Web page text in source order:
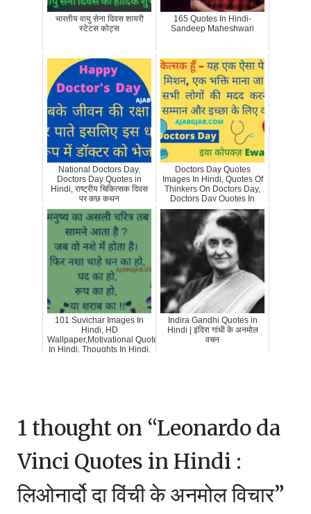
भारतीय वायु सेना दिवस शायरी
स्टेटस कोट्स
165 Quotes In Hindi-
Sandeep Maheshwari
National Doctors Day,
Doctors Day Quotes in
Hindi, राष्ट्रीय चिकित्सक दिवस
पर कुछ कथन
Doctors Day Quotes
Images In Hindi, Quotes Of
Thinkers On Doctors Day,
Doctors Day Quotes In
Hindi
101 Suvichar Images In
Hindi, HD
Wallpaper,Motivational Quotes
In Hindi, Thoughts In Hindi,
Indira Gandhi Quotes in
Hindi | इंदिरा गांधी के अनमोल
वचन
1 thought on “Leonardo da
Vinci Quotes in Hindi :
लिओनार्दो दा विंची के अनमोल विचार”